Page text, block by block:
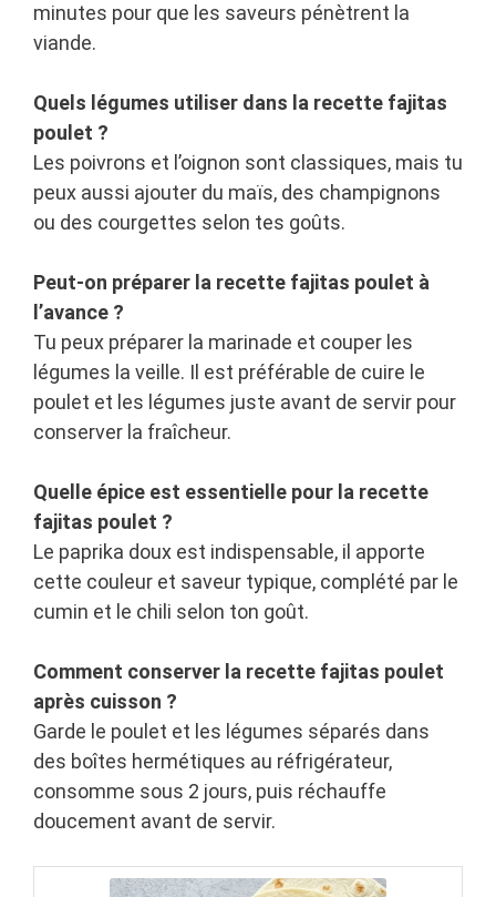
minutes pour que les saveurs pénètrent la
viande.
Quels légumes utiliser dans la recette fajitas
poulet ?
Les poivrons et l’oignon sont classiques, mais tu
peux aussi ajouter du maïs, des champignons
ou des courgettes selon tes goûts.
Peut-on préparer la recette fajitas poulet à
l’avance ?
Tu peux préparer la marinade et couper les
légumes la veille. Il est préférable de cuire le
poulet et les légumes juste avant de servir pour
conserver la fraîcheur.
Quelle épice est essentielle pour la recette
fajitas poulet ?
Le paprika doux est indispensable, il apporte
cette couleur et saveur typique, complété par le
cumin et le chili selon ton goût.
Comment conserver la recette fajitas poulet
après cuisson ?
Garde le poulet et les légumes séparés dans
des boîtes hermétiques au réfrigérateur,
consomme sous 2 jours, puis réchauffe
doucement avant de servir.